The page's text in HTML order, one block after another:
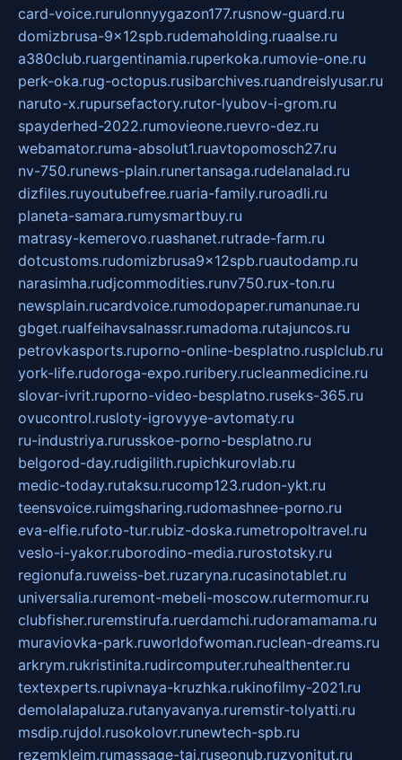
card-voice.rurulonnyygazon177.rusnow-guard.ru
domizbrusa-9x12spb.rudemaholding.ruaalse.ru
a380club.ruargentinamia.ruperkoka.rumovie-one.ru
perk-oka.rug-octopus.rusibarchives.ruandreislyusar.ru
naruto-x.rupursefactory.rutor-lyubov-i-grom.ru
spayderhed-2022.rumovieone.ruevro-dez.ru
webamator.ruma-absolut1.ruavtopomosch27.ru
nv-750.runews-plain.runertansaga.rudelanalad.ru
dizfiles.ruyoutubefree.ruaria-family.ruroadli.ru
planeta-samara.rumysmartbuy.ru
matrasy-kemerovo.ruashanet.rutrade-farm.ru
dotcustoms.rudomizbrusa9x12spb.ruautodamp.ru
narasimha.rudjcommodities.runv750.rux-ton.ru
newsplain.rucardvoice.rumodopaper.rumanunae.ru
gbget.rualfeihavsalnassr.rumadoma.rutajuncos.ru
petrovkasports.ruporno-online-besplatno.rusplclub.ru
york-life.rudoroga-expo.ruribery.rucleanmedicine.ru
slovar-ivrit.ruporno-video-besplatno.ruseks-365.ru
ovucontrol.rusloty-igrovyye-avtomaty.ru
ru-industriya.rurusskoe-porno-besplatno.ru
belgorod-day.rudigilith.rupichkurovlab.ru
medic-today.rutaksu.rucomp123.rudon-ykt.ru
teensvoice.ruimgsharing.rudomashnee-porno.ru
eva-elfie.rufoto-tur.rubiz-doska.rumetropoltravel.ru
veslo-i-yakor.ruborodino-media.rurostotsky.ru
regionufa.ruweiss-bet.ruzaryna.rucasinotablet.ru
universalia.ruremont-mebeli-moscow.rutermomur.ru
clubfisher.ruremstirufa.ruerdamchi.rudoramamama.ru
muraviovka-park.ruworldofwoman.ruclean-dreams.ru
arkrym.rukristinita.rudircomputer.ruhealthenter.ru
textexperts.rupivnaya-kruzhka.rukinofilmy-2021.ru
demolalapaluza.rutanyavanya.ruremstir-tolyatti.ru
msdip.rujdol.rusokolovr.runewtech-spb.ru
rezemkleim.rumassage-tai.ruseonub.ruzvonitut.ru